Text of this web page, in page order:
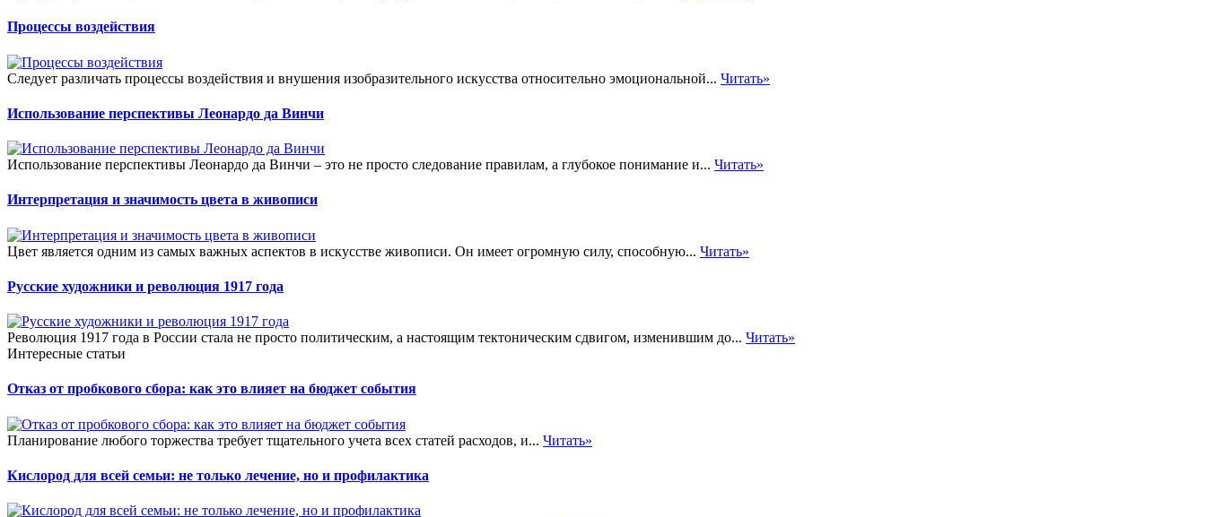
Процессы воздействия
Следует различать процессы воздействия и внушения изобразительного искусства относительно эмоциональной... Читать»
Использование перспективы Леонардо да Винчи
Использование перспективы Леонардо да Винчи – это не просто следование правилам, а глубокое понимание и... Читать»
Интерпретация и значимость цвета в живописи
Цвет является одним из самых важных аспектов в искусстве живописи. Он имеет огромную силу, способную... Читать»
Русские художники и революция 1917 года
Революция 1917 года в России стала не просто политическим, а настоящим тектоническим сдвигом, изменившим до... Читать»
Интересные статьи
Отказ от пробкового сбора: как это влияет на бюджет события
Планирование любого торжества требует тщательного учета всех статей расходов, и... Читать»
Кислород для всей семьи: не только лечение, но и профилактика